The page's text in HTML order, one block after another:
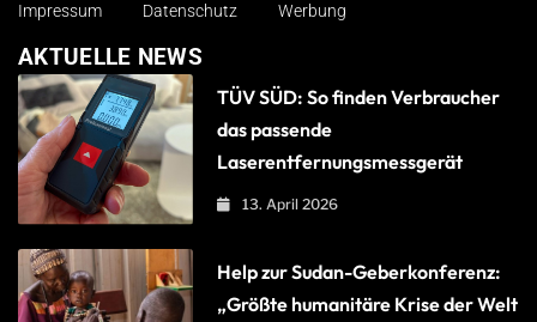
Impressum Datenschutz Werbung
AKTUELLE NEWS
TÜV SÜD: So finden Verbraucher
das passende
Laserentfernungsmessgerät
13. April 2026
Help zur Sudan-Geberkonferenz:
„Größte humanitäre Krise der Welt